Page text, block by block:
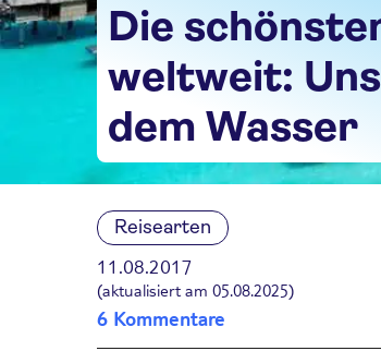
Die
weltweit:
dem Wasser
Reisearten
11.08.2017
(aktualisiert am 05.08.2025)
6 Kommentare